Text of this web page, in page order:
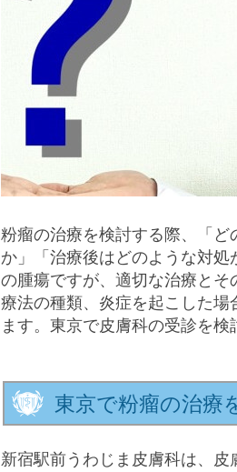
粉瘤の治療を検討する際、「
か」「治療後はどのような対
の腫瘍ですが、適切な治療と
療法の種類、炎症を起こした
ます。東京で皮膚科の受診を検
東京で粉瘤の治療
新宿駅前うわじま皮膚科は、